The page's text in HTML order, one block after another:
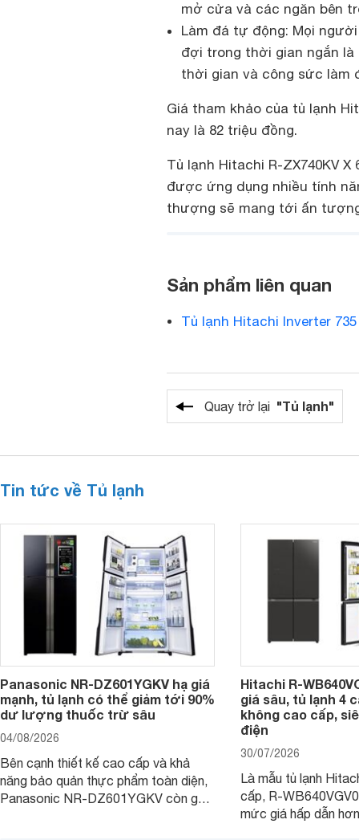
mở cửa và các ngăn bên
Làm đá tự động: Mọi
đợi trong thời gian ngắn
thời gian và công sức làm
Giá tham khảo của tủ lạnh
nay là 82 triệu đồng.
Tủ lạnh Hitachi R-ZX740KV
được ứng dụng nhiều tính
thượng sẽ mang tới ấn
Sản phẩm liên quan
Tủ lạnh Hitachi Inverter 735
Quay trở lại "Tủ lạnh"
Tin tức về Tủ lạnh
Panasonic NR-DZ601YGKV hạ giá
mạnh, tủ lạnh có thể giảm tới 90%
dư lượng thuốc trừ sâu
04/08/2026
Bên cạnh thiết kế cao cấp và khả
năng bảo quản thực phẩm toàn diện,
Panasonic NR-DZ601YGKV còn gây
Hitachi R-
giá sâu, tủ lạnh 4
không cao cấp,
điện
30/07/2026
Là mẫu tủ lạnh
cấp, R-
mức giá hấp dẫn